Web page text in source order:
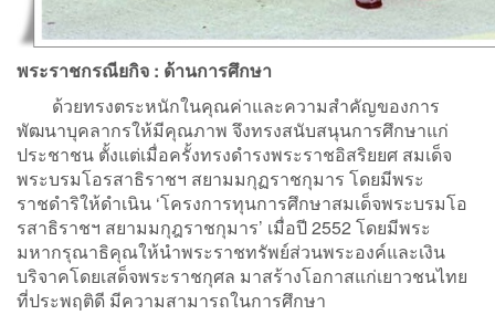
พระราชกรณียกิจ : ด้านการศึกษา
ด้วยทรงตระหนักในคุณค่าและความสําคัญของการ
พัฒนาบุคลากรให้มีคุณภาพ จึงทรงสนับสนุนการศึกษาแก่
ประชาชน ตั้งแต่เมื่อครั้งทรงดำรงพระราชอิสริยยศ สมเด็จ
พระบรมโอรสาธิราชฯ สยามมกุฏราชกุมาร โดยมีพระ
ราชดำริให้ดำเนิน ‘โครงการทุนการศึกษาสมเด็จพระบรมโอ
รสาธิราชฯ สยามมกุฎราชกุมาร’ เมื่อปี 2552 โดยมีพระ
มหากรุณาธิคุณให้นำพระราชทรัพย์ส่วนพระองค์และเงิน
บริจาคโดยเสด็จพระราชกุศล มาสร้างโอกาสแก่เยาวชนไทย
ที่ประพฤติดี มีความสามารถในการศึกษา